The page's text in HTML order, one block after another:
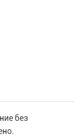
без